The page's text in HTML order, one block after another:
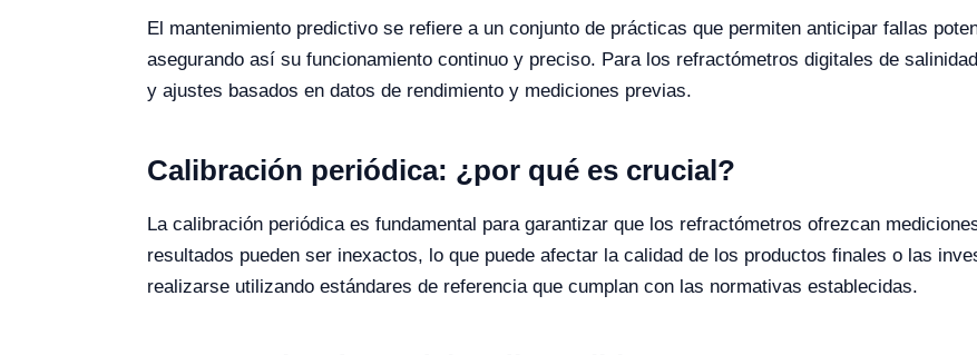
El mantenimiento predictivo se refiere a un conjunto de prácticas que permiten anticipar fallas
asegurando así su funcionamiento continuo y preciso. Para los refractómetros digitales de
y ajustes basados en datos de rendimiento y mediciones previas.
Calibración periódica: ¿por qué es crucial?
La calibración periódica es fundamental para garantizar que los refractómetros ofrezcan
resultados pueden ser inexactos, lo que puede afectar la calidad de los productos finales o las
realizarse utilizando estándares de referencia que cumplan con las normativas establecidas.